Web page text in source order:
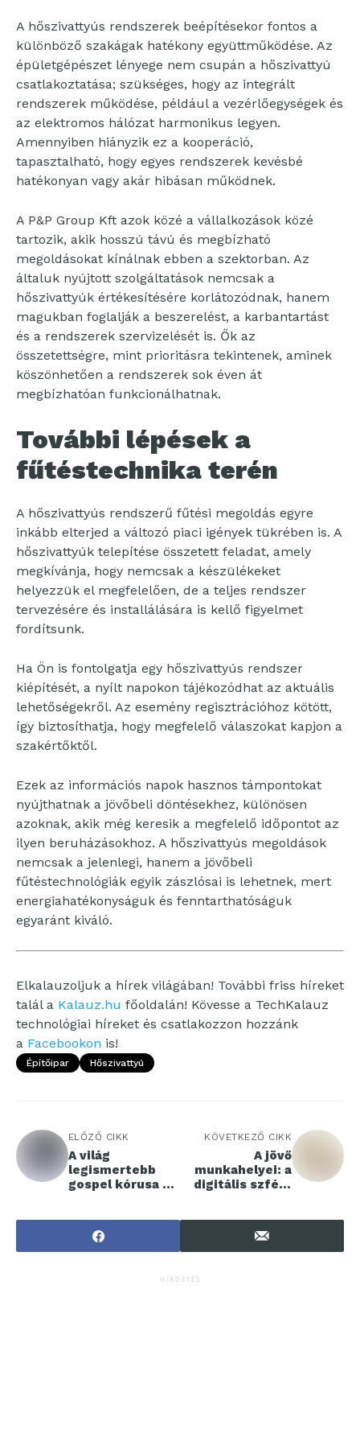
A hőszivattyús rendszerek beépítésekor fontos a
különböző szakágak hatékony együttműködése. Az
épületgépészet lényege nem csupán a hőszivattyú
csatlakoztatása; szükséges, hogy az integrált
rendszerek működése, például a vezérlőegységek és
az elektromos hálózat harmonikus legyen.
Amennyiben hiányzik ez a kooperáció,
tapasztalható, hogy egyes rendszerek kevésbé
hatékonyan vagy akár hibásan működnek.
A P&P Group Kft azok közé a vállalkozások közé
tartozik, akik hosszú távú és megbízható
megoldásokat kínálnak ebben a szektorban. Az
általuk nyújtott szolgáltatások nemcsak a
hőszivattyúk értékesítésére korlátozódnak, hanem
magukban foglalják a beszerelést, a karbantartást
és a rendszerek szervizelését is. Ők az
összetettségre, mint prioritásra tekintenek, aminek
köszönhetően a rendszerek sok éven át
megbízhatóan funkcionálhatnak.
További lépések a
fűtéstechnika terén
A hőszivattyús rendszerű fűtési megoldás egyre
inkább elterjed a változó piaci igények tükrében is. A
hőszivattyúk telepítése összetett feladat, amely
megkívánja, hogy nemcsak a készülékeket
helyezzük el megfelelően, de a teljes rendszer
tervezésére és installálására is kellő figyelmet
fordítsunk.
Ha Ön is fontolgatja egy hőszivattyús rendszer
kiépítését, a nyílt napokon tájékozódhat az aktuális
lehetőségekről. Az esemény regisztrációhoz kötött,
így biztosíthatja, hogy megfelelő válaszokat kapjon a
szakértőktől.
Ezek az információs napok hasznos támpontokat
nyújthatnak a jövőbeli döntésekhez, különösen
azoknak, akik még keresik a megfelelő időpontot az
ilyen beruházásokhoz. A hőszivattyús megoldások
nemcsak a jelenlegi, hanem a jövőbeli
fűtéstechnológiák egyik zászlósai is lehetnek, mert
energiahatékonyságuk és fenntarthatóságuk
egyaránt kiváló.
Elkalauzoljuk a hírek világában! További friss híreket
talál a Kalauz.hu főoldalán! Kövesse a TechKalauz
technológiai híreket és csatlakozzon hozzánk
a Facebookon is!
Építőipar Hőszivattyú
ELŐZŐ CIKK
A világ
legismertebb
gospel kórusa 7
KÖVETKEZŐ CIKK
A jövő
munkahelyei: a
digitális szféra
HIRDETÉS